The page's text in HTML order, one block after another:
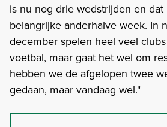
is nu nog drie wedstrijden en dat
belangrijke anderhalve week. In
december spelen heel veel
voetbal, maar gaat het wel om
hebben we de afgelopen twee
gedaan, maar vandaag wel."